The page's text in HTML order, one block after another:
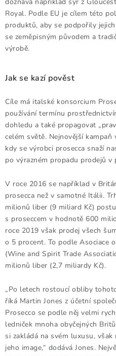
Royal. Podle EU je cílem této
produktů, aby se podpořily
se zeměpisným původem a
výrobě.
Jak se kazí pověst
Cíle má italské konsorcium
používání termínu
dohledu a také propagovat
celém světě. Nejnovější
kdy se výrobci prosecca snaží
po výrazném propadu prodejů v
V roce 2016 se například v
prosecca než v samotné Itálii.
milionů liber (9 miliard Kč)
s proseccem v hodnotě 600
roce 2019 však prodej všech
o 5 procent. To podle Asociace
(Wine and Spirit Trade
milionů liber (2,7 miliardy Kč).
„Po letech rostoucí obliby
říká Martin Jones z účetní
Prosecco se podle něj velmi
ledniček mnoha obyčejných
si zakládá na svém luxusu,
jeho image,“ dodává Jones.